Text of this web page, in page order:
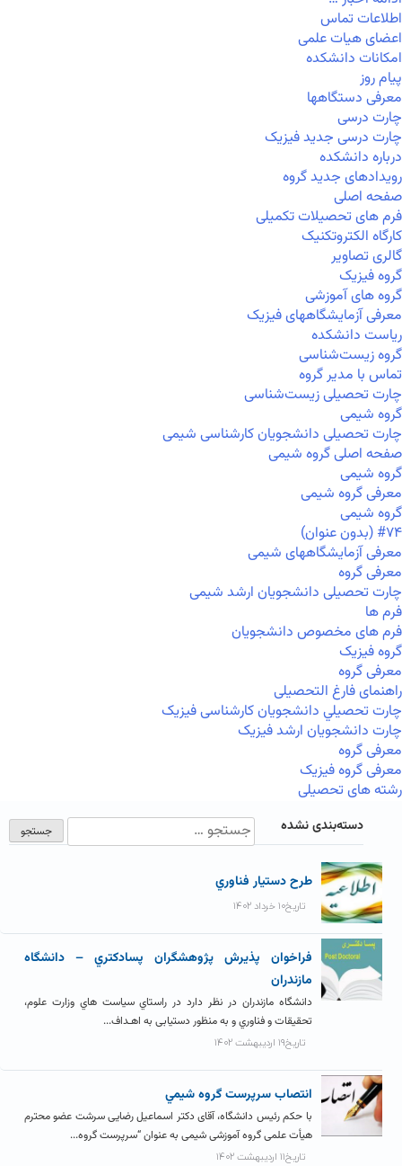
اطلاعات تماس
اعضای هیات علمی
امکانات دانشکده
پیام روز
معرفی دستگاهها
چارت درسی
چارت درسی جدید فیزیک
درباره دانشکده
رویدادهای جدید گروه
صفحه اصلی
فرم های تحصیلات تکمیلی
کارگاه الکتروتکنیک
گالری تصاویر
گروه فیزیک
گروه های آموزشی
معرفی آزمایشگاههای فیزیک
ریاست دانشکده
گروه زیست‌شناسی
تماس با مدیر گروه
چارت تحصیلی زیست‌شناسی
گروه شیمی
چارت تحصیلی دانشجویان کارشناسی شیمی
صفحه اصلی گروه شیمی
گروه شیمی
معرفی گروه شیمی
گروه شیمی
#۷۴ (بدون عنوان)
معرفی آزمایشگاههای شیمی
معرفی گروه
چارت تحصیلی دانشجویان ارشد شیمی
فرم ها
فرم های مخصوص دانشجویان
گروه فیزیک
معرفی گروه
راهنمای فارغ التحصیلی
چارت تحصيلي دانشجویان کارشناسی فیزیک
چارت دانشجویان ارشد فیزیک
معرفی گروه
معرفی گروه فیزیک
رشته های تحصیلی
دسته‌بندی نشده
طرح دستيار فناوري
تاریخ۱۰ خرداد ۱۴۰۲
فراخوان پذيرش پژوهشگران پسادکتري – دانشگاه
مازندران
دانشگاه مازندران در نظر دارد در راستاي سیاست هاي وزارت علوم،
تحقیقات و فناوري و به منظور دستیابی به اهـداف...
تاریخ۱۹ اردیبهشت ۱۴۰۲
انتصاب سرپرست گروه شيمي
با حکم رئیس دانشگاه، آقای دکتر اسماعیل رضایی سرشت عضو محترم
هیأت علمی گروه آموزشی شیمی به عنوان “سرپرست گروه...
تاریخ۱۱ اردیبهشت ۱۴۰۲